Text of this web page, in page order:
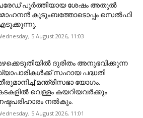
പൂര്‍ത്തിയായ ശേഷം അതുൽ
കുടുംബത്തോടൊപ്പം സെൽഫി
5 August 2026, 11:03
ദുരിതം അനുഭവിക്കുന്ന
സഹായ പദ്ധതി
മന്ത്രിസഭാ യോഗം.
വെള്ളം കയറിയവർക്കും
നൽകും.
5 August 2026, 11:01